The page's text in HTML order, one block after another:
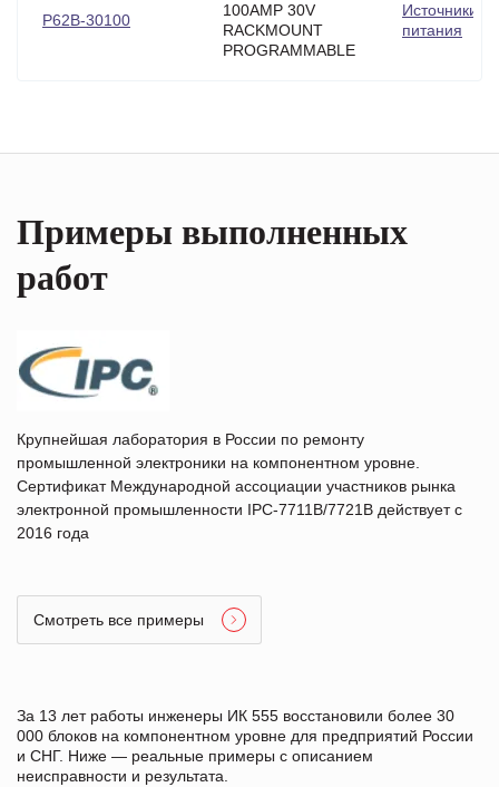
P62B-30100
100AMP 30V
RACKMOUNT
PROGRAMMABLE
Источники
питания
Примеры выполненных
работ
Крупнейшая лаборатория в России по ремонту
промышленной электроники на компонентном уровне.
Сертификат Международной ассоциации участников рынка
электронной промышленности IPC-7711B/7721B действует с
2016 года
Смотреть все примеры
За 13 лет работы инженеры ИК 555 восстановили более 30
000 блоков на компонентном уровне для предприятий России
и СНГ. Ниже — реальные примеры с описанием
неисправности и результата.